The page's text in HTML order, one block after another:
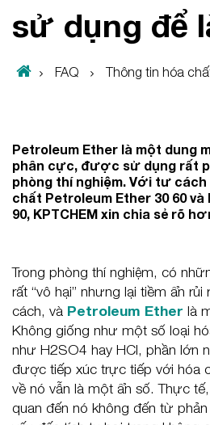
sử dụng để
FAQ Thông tin hóa
Petroleum Ether là một dung
phân cực, được sử dụng rất
phòng thí nghiệm. Với tư cách
chất Petroleum Ether 30 60
90, KPTCHEM xin chia sẻ rõ
Trong phòng thí nghiệm, có
rất “vô hại” nhưng lại tiềm ẩn
cách, và Petroleum Ether là
Không giống như một số loại
như H2SO4 hay HCl, phần lớn
được tiếp xúc trực tiếp với hóa
về nó vẫn là một ẩn số. Thực
quan đến nó không đến từ